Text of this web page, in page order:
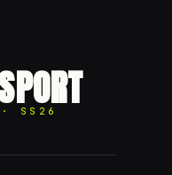
SS26